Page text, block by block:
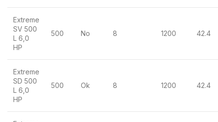
Extreme
SV 500
L 6,0
HP
500 No 8 1200 42.4
Extreme
SD 500
L 6,0
HP
500 Ok 8 1200 42.4